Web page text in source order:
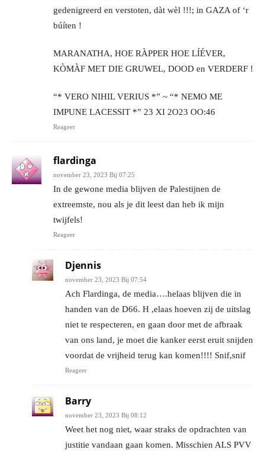
gedenigreerd en verstoten, dàt wèl !!!; in GAZA of ‘r
búíten !
MARANATHA, HOE RÀPPER HOE LÍÉVER,
KÒMÀF MET DIE GRUWEL, DOOD en VERDERF !
“* VERO NIHIL VERIUS *” ~ “* NEMO ME
IMPUNE LACESSIT *” 23 XI 2O23 OO:46
Reageer
flardinga
november 23, 2023 Bij 07:25
In de gewone media blijven de Palestijnen de
extreemste, nou als je dit leest dan heb ik mijn
twijfels!
Reageer
Djennis
november 23, 2023 Bij 07:54
Ach Flardinga, de media….helaas blijven die in
handen van de D66. H ,elaas hoeven zij de uitslag
niet te respecteren, en gaan door met de afbraak
van ons land, je moet die kanker eerst eruit snijden
voordat de vrijheid terug kan komen!!!! Snif,snif
Reageer
Barry
november 23, 2023 Bij 08:12
Weet het nog niet, waar straks de opdrachten van
justitie vandaan gaan komen. Misschien ALS PVV